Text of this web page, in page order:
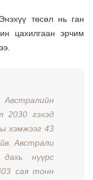
төсөл нь ган
цахилгаан эрчим
2030 гэхэд
хэмжээг 43
Австрали
нүүрс
сая тонн